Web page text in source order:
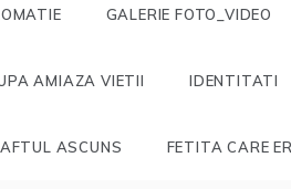
GALERIE FOTO_VIDEO
AMIAZA VIETII IDENTITATI
ASCUNS FETITA CARE